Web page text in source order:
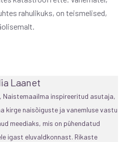
rahulikuks, on teismelised,
Laanet
Naistemaailma inspireeritud asutaja,
kirge naisõiguste ja vanemluse vastu
meediaks, mis on pühendatud
igast eluvaldkonnast. Rikaste